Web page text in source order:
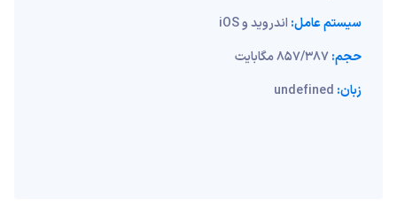
سیستم عامل: اندروید و iOS
حجم:
زبان: